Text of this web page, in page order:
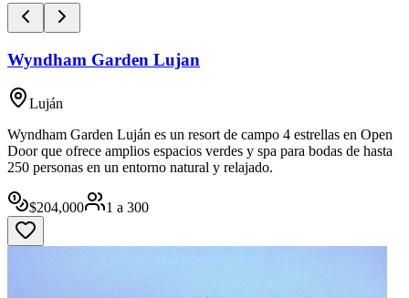
Wyndham Garden Lujan
Luján
Wyndham Garden Luján es un resort de campo 4 estrellas en Open
Door que ofrece amplios espacios verdes y spa para bodas de hasta
250 personas en un entorno natural y relajado.
$204,000 1 a 300